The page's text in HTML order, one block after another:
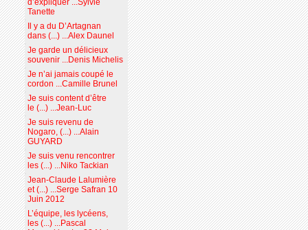
d’expliquer ...Sylvie
Tanette
Il y a du D’Artagnan
dans (...) ...Alex Daunel
Je garde un délicieux
souvenir ...Denis Michelis
Je n’ai jamais coupé le
cordon ...Camille Brunel
Je suis content d’être
le (...) ...Jean-Luc
Je suis revenu de
Nogaro, (...) ...Alain
GUYARD
Je suis venu rencontrer
les (...) ...Niko Tackian
Jean-Claude Lalumière
et (...) ...Serge Safran 10
Juin 2012
L’équipe, les lycéens,
les (...) ...Pascal